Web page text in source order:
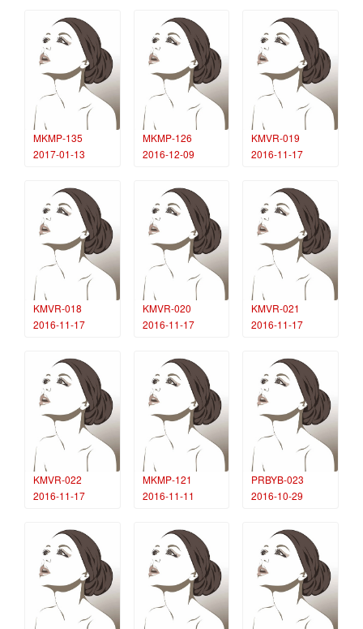
MKMP-135
2017-01-13
MKMP-126
2016-12-09
KMVR-019
2016-11-17
KMVR-018
2016-11-17
KMVR-020
2016-11-17
KMVR-021
2016-11-17
KMVR-022
2016-11-17
MKMP-121
2016-11-11
PRBYB-023
2016-10-29